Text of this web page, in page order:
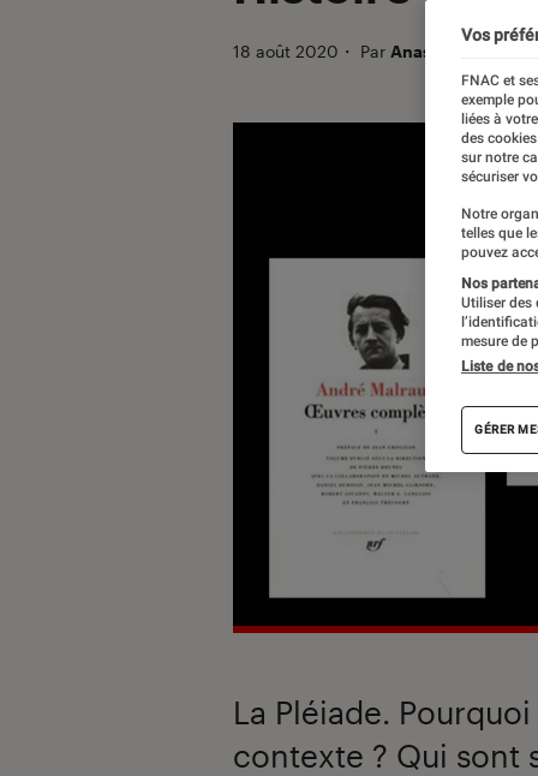
18 août 2020 ・ Par Anastasia
La Pléiade.
contexte ? Qui sont
Vos
FNAC et
exemple
liées à
des
sur notre
sécuriser
Notre
telles que
pouvez
Nos
Utiliser des
mesure de
Liste de
GÉRER